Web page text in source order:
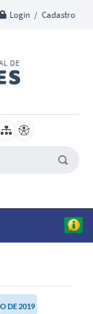
Login / Cadastro
DE 2019